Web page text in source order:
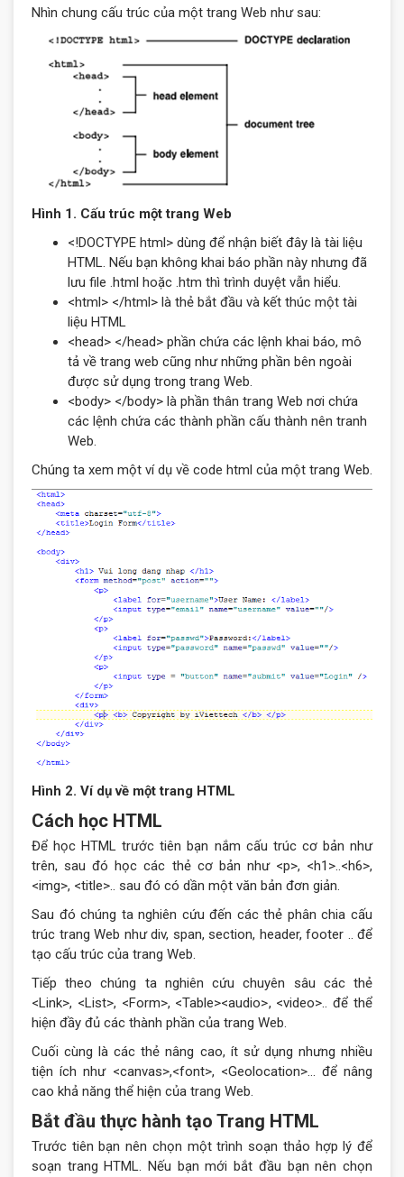
Nhìn chung cấu trúc của một trang Web như sau:
Hình 1. Cấu trúc một trang Web
<!DOCTYPE html> dùng để nhận biết đây là tài liệu
HTML. Nếu bạn không khai báo phần này nhưng đã
lưu file .html hoặc .htm thì trình duyệt vẫn hiểu.
<html> </html> là thẻ bắt đầu và kết thúc một tài
liệu HTML
<head> </head> phần chứa các lệnh khai báo, mô
tả về trang web cũng như những phần bên ngoài
được sử dụng trong trang Web.
<body> </body> là phần thân trang Web nơi chứa
các lệnh chứa các thành phần cấu thành nên tranh
Web.
Chúng ta xem một ví dụ về code html của một trang Web.
Hình 2. Ví dụ về một trang HTML
Cách học HTML
Để học HTML trước tiên bạn nắm cấu trúc cơ bản như
trên, sau đó học các thẻ cơ bản như <p>, <h1>..<h6>,
<img>, <title>.. sau đó có dần một văn bản đơn giản.
Sau đó chúng ta nghiên cứu đến các thẻ phân chia cấu
trúc trang Web như div, span, section, header, footer .. để
tạo cấu trúc của trang Web.
Tiếp theo chúng ta nghiên cứu chuyên sâu các thẻ
<Link>, <List>, <Form>, <Table><audio>, <video>.. để thể
hiện đầy đủ các thành phần của trang Web.
Cuối cùng là các thẻ nâng cao, ít sử dụng nhưng nhiều
tiện ích như <canvas>,<font>, <Geolocation>… để nâng
cao khả năng thể hiện của trang Web.
Bắt đầu thực hành tạo Trang HTML
Trước tiên bạn nên chọn một trình soạn thảo hợp lý để
soạn trang HTML. Nếu bạn mới bắt đầu bạn nên chọn